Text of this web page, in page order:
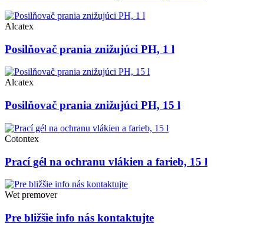
Alcatex
Posilňovač prania znižujúci PH, 1 l
Alcatex
Posilňovač prania znižujúci PH, 15 l
Cotontex
Prací gél na ochranu vlákien a farieb, 15 l
Wet premover
Pre bližšie info nás kontaktujte